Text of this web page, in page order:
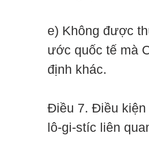
e) Không được
ước quốc tế mà
định khác.
Điều 7. Điều kiện
lô-gi-stíc liên